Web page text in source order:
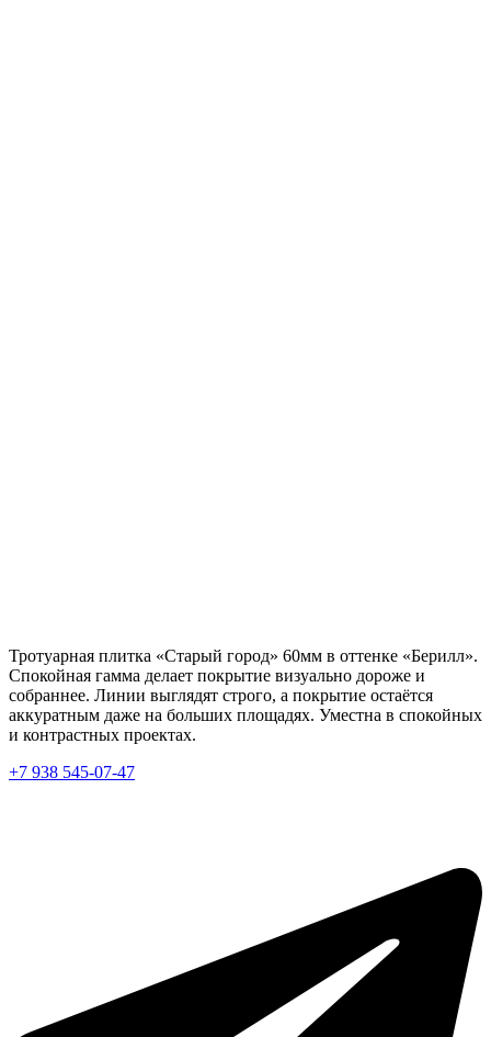
Тротуарная плитка «Старый город» 60мм в оттенке «Берилл».
Спокойная гамма делает покрытие визуально дороже и
собраннее. Линии выглядят строго, а покрытие остаётся
аккуратным даже на больших площадях. Уместна в спокойных
и контрастных проектах.
+7 938 545-07-47